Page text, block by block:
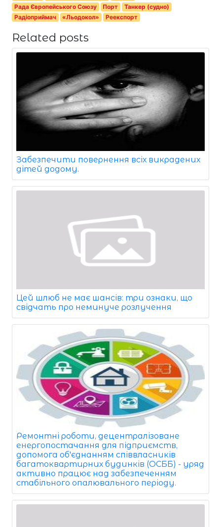
Рада Європейського Союзу
Порт
Танкер (судно)
Радіоприймач
«Льодокол» Реекспорт
Related posts
Забезпечити повернення всіх викрадених
дітей додому.
Цей шлюб не має шансів: три ознаки, що
свідчать про неминуче розлучення
Ремонтні роботи, децентралізоване
енергопостачання для підприємств,
допомога об'єднанням співвласників
багатоквартирних будинків (ОСББ) - уряд
активно працює над забезпеченням
стабільного опалювального періоду.